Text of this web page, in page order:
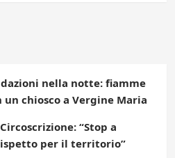
nella notte: fiamme
un chiosco a Vergine Maria
“Stop a
per il territorio”